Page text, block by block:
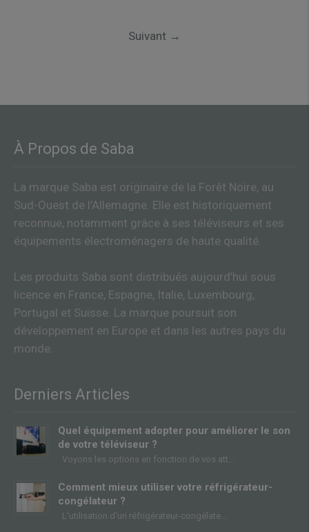
Suivant →
À Propos de Saba
La marque Saba est originaire de la Forêt Noire, au
Sud-Ouest de l’Allemagne. Elle est historiquement
reconnue, notamment grâce à ses téléviseurs et ses
équipements électroménagers de haute qualité.
Les produits Saba sont distribués aujourd’hui sous
licence en France, Espagne, Italie, Luxembourg,
Portugal et Suisse. La marque poursuit son
développement en Europe et dans les autres pays du
monde.
Derniers Articles
Quel équipement adopter pour améliorer le son
de votre téléviseur ?
Voyons les options en fonction de vos att
Comment mieux utiliser votre réfrigérateur-
congélateur ?
L'utilisation d'un réfrigérateur-congélate